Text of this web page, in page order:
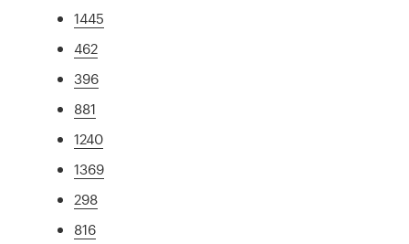
1445
462
396
881
1240
1369
298
816